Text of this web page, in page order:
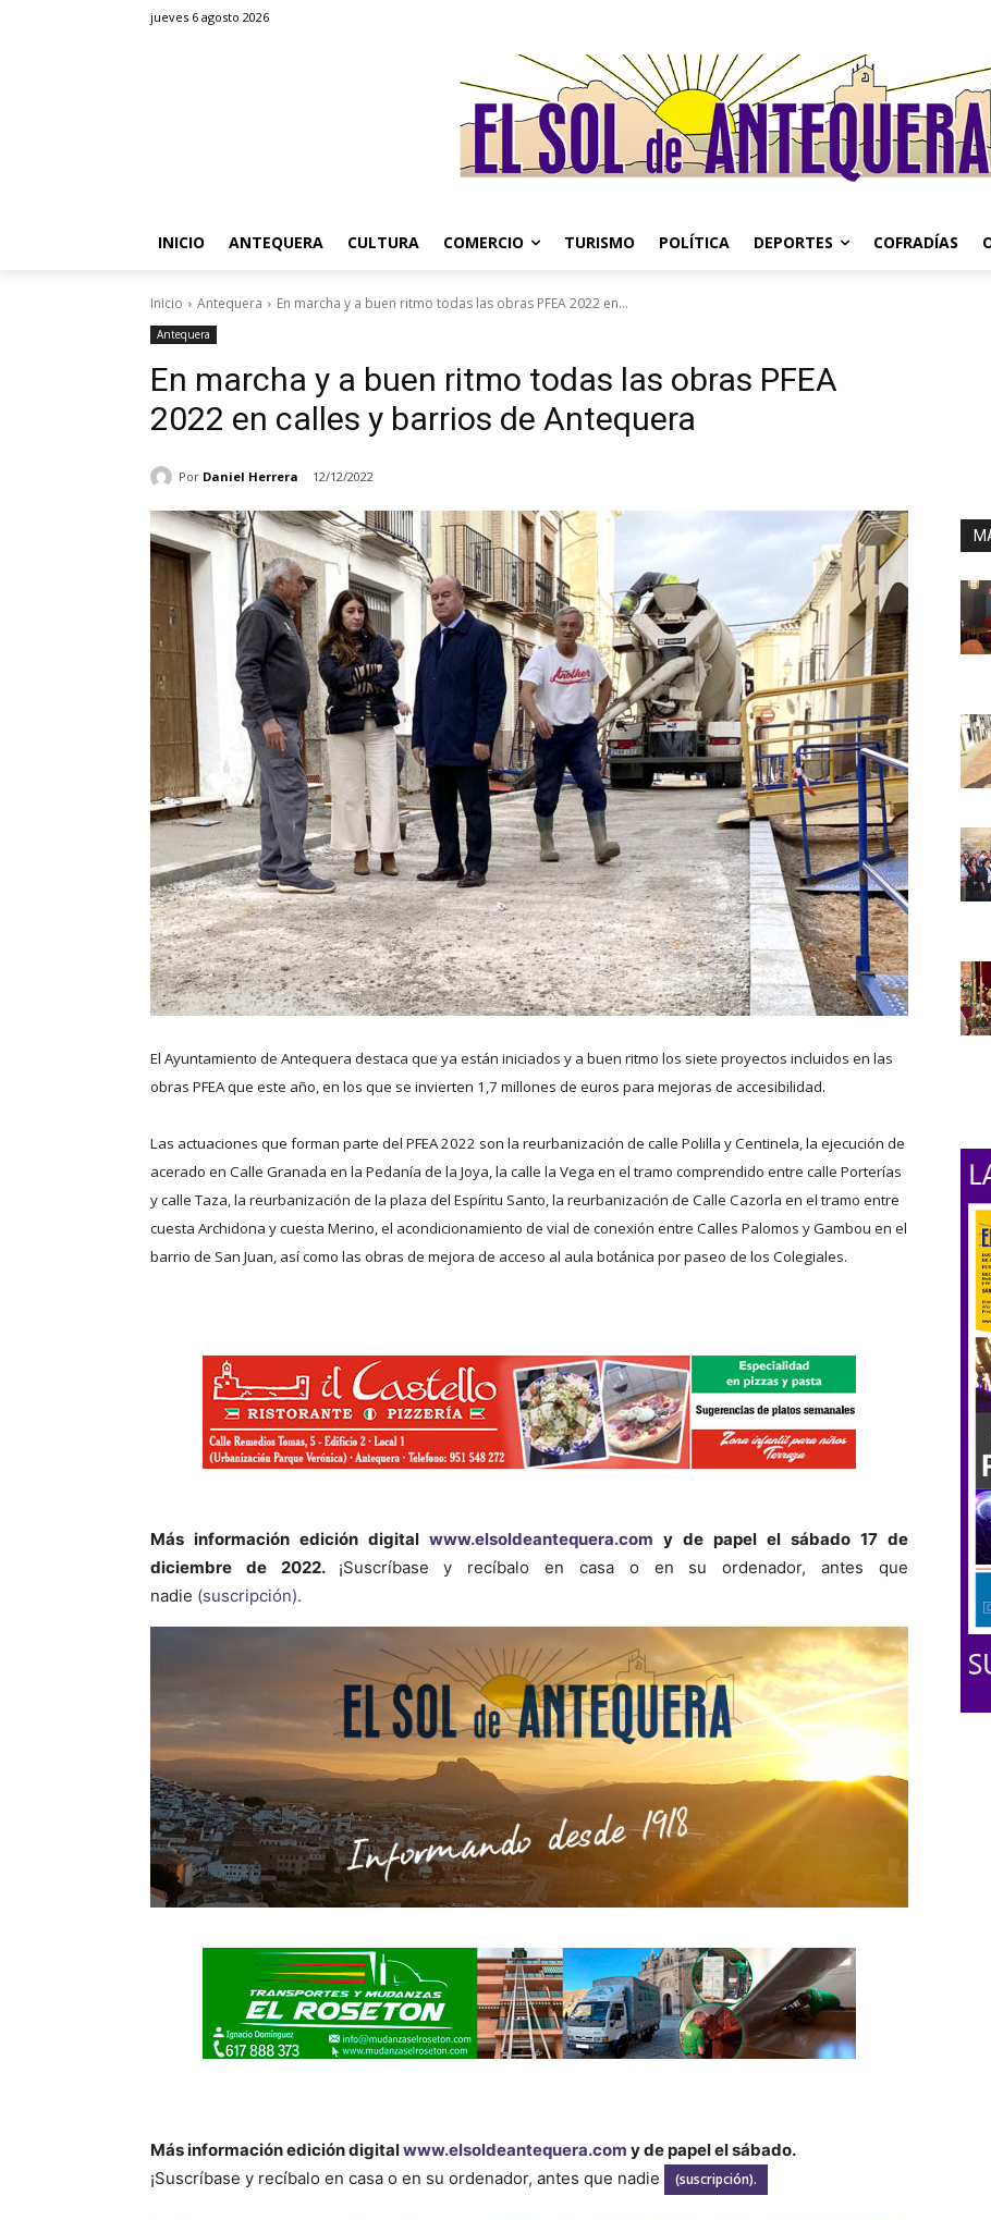
jueves 6 agosto 2026
INICIO ANTEQUERA CULTURA COMERCIO TURISMO POLÍTICA DEPORTES COFRADÍAS
Inicio Antequera En marcha y a buen ritmo todas las obras PFEA 2022 en...
Antequera
En marcha y a buen ritmo todas las obras PFEA
2022 en calles y barrios de Antequera
Por Daniel Herrera 12/12/2022
El Ayuntamiento de Antequera destaca que ya están iniciados y a buen ritmo los siete proyectos incluidos en las
obras PFEA que este año, en los que se invierten 1,7 millones de euros para mejoras de accesibilidad.
Las actuaciones que forman parte del PFEA 2022 son la reurbanización de calle Polilla y Centinela, la ejecución de
acerado en Calle Granada en la Pedanía de la Joya, la calle la Vega en el tramo comprendido entre calle Porterías
y calle Taza, la reurbanización de la plaza del Espíritu Santo, la reurbanización de Calle Cazorla en el tramo entre
cuesta Archidona y cuesta Merino, el acondicionamiento de vial de conexión entre Calles Palomos y Gambou en el
barrio de San Juan, así como las obras de mejora de acceso al aula botánica por paseo de los Colegiales.
Más información edición digital www.elsoldeantequera.com y de papel el sábado 17 de
diciembre de 2022. ¡Suscríbase y recíbalo en casa o en su ordenador, antes que
nadie (suscripción).
Más información edición digitalwww.elsoldeantequera.com y de papel el sábado.
¡Suscríbase y recíbalo en casa o en su ordenador, antes que nadie
(suscripción).